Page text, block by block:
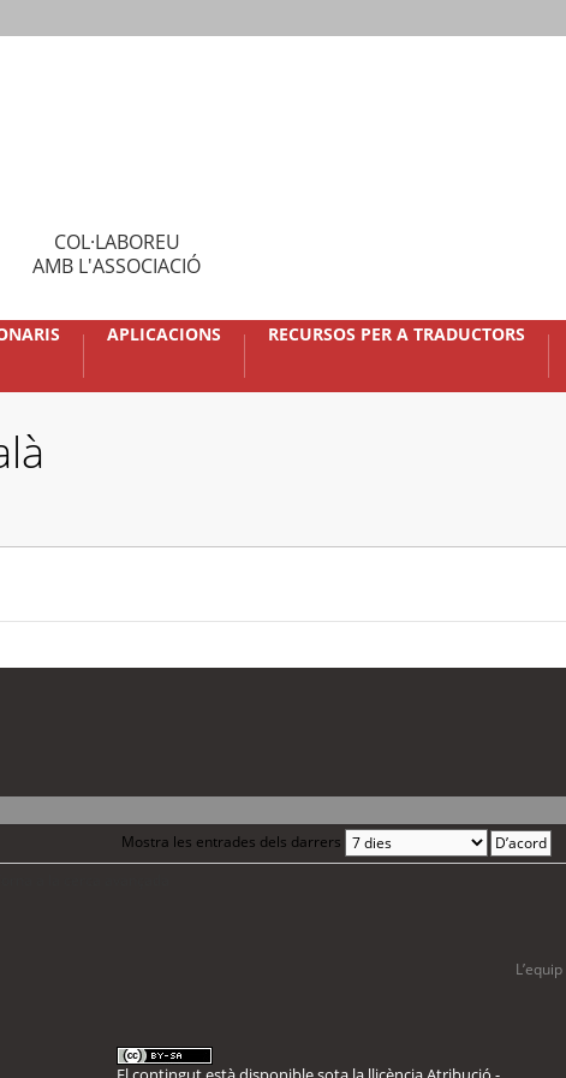
COL·LABOREU
AMB L'ASSOCIACIÓ
APLICACIONS RECURSOS PER A TRADUCTORS
Mostra les entrades dels darrers
L’equip